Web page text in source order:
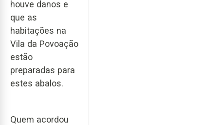
houve danos e
que as
habitações na
Vila da Povoação
estão
preparadas para
estes abalos.
Quem acordou